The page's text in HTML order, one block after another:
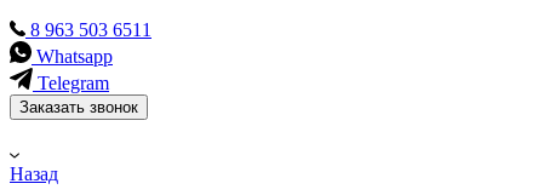
8 963 503 6511
Whatsapp
Telegram
Заказать звонок
Назад